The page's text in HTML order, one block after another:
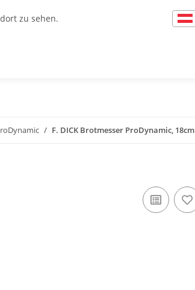
zu sehen.
F. DICK Brotmesser ProDynamic, 18cm